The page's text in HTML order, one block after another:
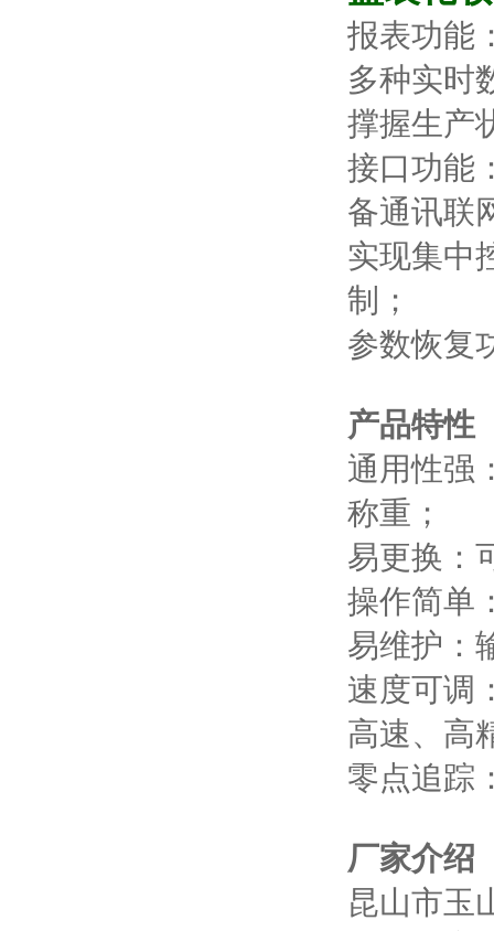
报表功能
多种实时
撑握生产
接口功能
备通讯联
实现集中
制；
参数恢复
产品特性
通用性强
称重；
易更换：
操作简单
易维护：
速度可调
高速、高
零点追踪
厂家介绍
昆山市玉